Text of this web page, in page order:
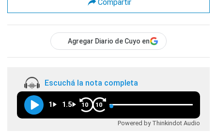
Compartir
Agregar Diario de Cuyo en
Escuchá la nota completa
1 1.5 10 10
Powered by Thinkindot Audio